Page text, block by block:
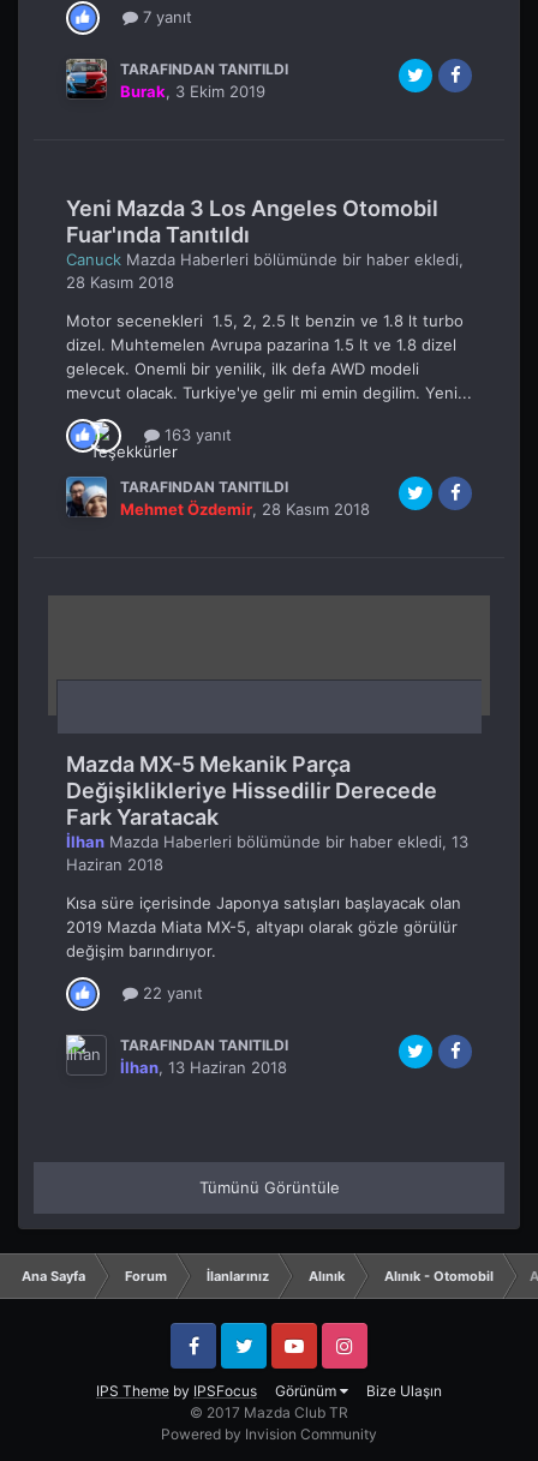
7 yanıt
TARAFINDAN TANITILDI
Burak, 3 Ekim 2019
Yeni Mazda 3 Los Angeles Otomobil
Fuar'ında Tanıtıldı
Canuck Mazda Haberleri bölümünde bir haber ekledi,
28 Kasım 2018
Motor secenekleri 1.5, 2, 2.5 lt benzin ve 1.8 lt turbo
dizel. Muhtemelen Avrupa pazarina 1.5 lt ve 1.8 dizel
gelecek. Onemli bir yenilik, ilk defa AWD modeli
mevcut olacak. Turkiye'ye gelir mi emin degilim. Yeni...
163 yanıt
TARAFINDAN TANITILDI
Mehmet Özdemir, 28 Kasım 2018
Mazda MX-5 Mekanik Parça
Değişiklikleriye Hissedilir Derecede
Fark Yaratacak
İlhan Mazda Haberleri bölümünde bir haber ekledi, 13
Haziran 2018
Kısa süre içerisinde Japonya satışları başlayacak olan
2019 Mazda Miata MX-5, altyapı olarak gözle görülür
değişim barındırıyor.
22 yanıt
TARAFINDAN TANITILDI
İlhan, 13 Haziran 2018
Tümünü Görüntüle
Ana Sayfa Forum İlanlarınız Alınık Alınık - Otomobil
IPS Theme by IPSFocus Görünüm Bize Ulaşın
FacebookTwitter YouTube Instagram
© 2017 Mazda Club TR
Powered by Invision Community